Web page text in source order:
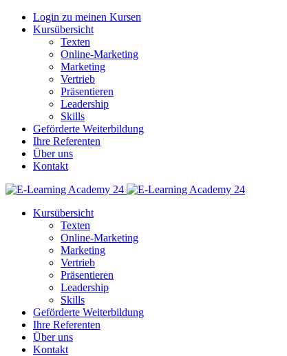
Login zu meinen Kursen
Kursübersicht
Texten
Online-Marketing
Marketing
Vertrieb
Präsentieren
Leadership
Skills
Geförderte Weiterbildung
Ihre Referenten
Über uns
Kontakt
Kursübersicht
Texten
Online-Marketing
Marketing
Vertrieb
Präsentieren
Leadership
Skills
Geförderte Weiterbildung
Ihre Referenten
Über uns
Kontakt